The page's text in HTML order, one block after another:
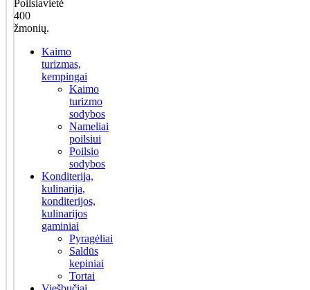
Poilsiavietė
400
žmonių.
Kaimo
turizmas,
kempingai
Kaimo
turizmo
sodybos
Nameliai
poilsiui
Poilsio
sodybos
Konditerija,
kulinarija,
konditerijos,
kulinarijos
gaminiai
Pyragėliai
Saldūs
kepiniai
Tortai